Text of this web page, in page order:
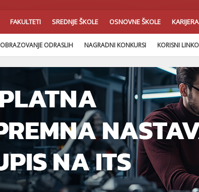
FAKULTETI SREDNJE ŠKOLE OSNOVNE ŠKOLE KARIJERA
OBRAZOVANJE ODRASLIH NAGRADNI KONKURSI KORISNI